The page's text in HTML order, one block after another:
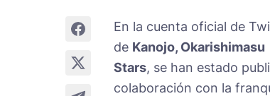
En la cuenta oficial de
de Kanojo, Okarishimasu
Stars, se han estado
colaboración con la